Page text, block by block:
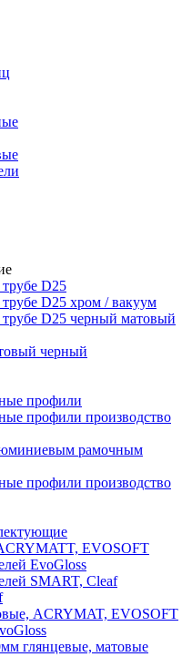
D25
D25 хром / вакуум
D25 черный матовый
черный
профили
профили производство
рамочным
профили производство
EVOSOFT
EvoGloss
SMART, Cleaf
ACRYMAT, EVOSOFT
глянцевые, матовые